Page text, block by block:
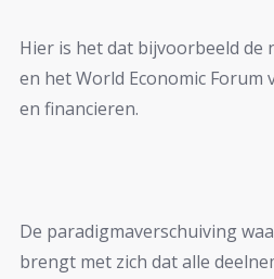
Hier is het dat bijvoorbeeld de
en het World Economic Forum
en financieren.
De paradigmaverschuiving
brengt met zich dat alle